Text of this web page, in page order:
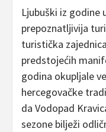
Ljubuški iz godine
prepoznatljivija
turistička
predstojećih
godina okupljale
hercegovačke
da Vodopad
sezone bilježi